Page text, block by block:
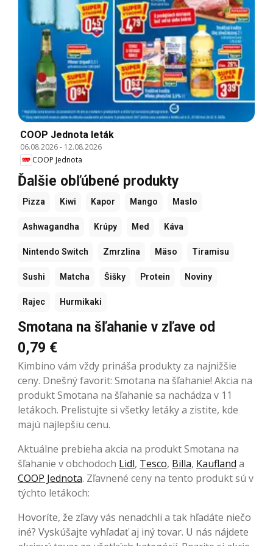
COOP Jednota leták
06.08.2026- 12.08.2026
COOP Jednota
Ďalšie obľúbené produkty
Pizza Kiwi Kapor Mango Maslo
Ashwagandha Krúpy Med Káva
Nintendo Switch Zmrzlina Mäso Tiramisu
Sushi Matcha Šišky Protein Noviny
Rajec Hurmikaki
Smotana na šľahanie v zľave od
0,79 €
Kimbino vám vždy prináša produkty za najnižšie
ceny. Dnešný favorit: Smotana na šľahanie! Akcia na
produkt Smotana na šľahanie sa nachádza v 11
letákoch. Prelistujte si všetky letáky a zistite, kde
majú najlepšiu cenu.
Aktuálne prebieha akcia na produkt Smotana na
šľahanie v obchodoch Lidl, Tesco, Billa, Kaufland a
COOP Jednota. Zľavnené ceny na tento produkt sú v
týchto letákoch:
Hovoríte, že zľavy vás nenadchli a tak hľadáte niečo
iné? Vyskúšajte vyhľadať aj iný tovar. U nás nájdete